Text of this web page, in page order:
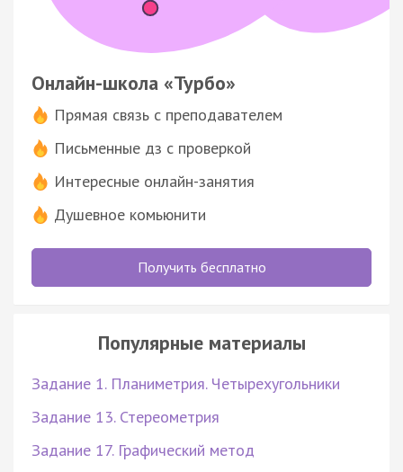
Онлайн-школа «Турбо»
Прямая связь с преподавателем
Письменные дз с проверкой
Интересные онлайн-занятия
Душевное комьюнити
Получить бесплатно
Популярные материалы
Задание 1. Планиметрия. Четырехугольники
Задание 13. Стереометрия
Задание 17. Графический метод